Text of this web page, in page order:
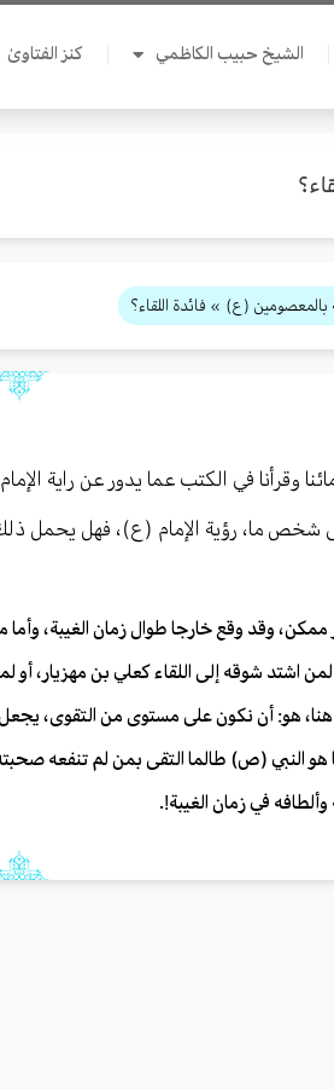
الشيخ حبيب الكاظمي كنز الفتاوىٰ
بالمعصومين (ع) » فائدة اللقاء؟
وقرأنا في الكتب عما يدور عن راية
شخص ما، رؤية الإمام (ع)، فهل يحمل
ممكن، وقد وقع خارجا طوال زمان الغيبة،
اشتد شوقه إلى اللقاء كعلي بن مهزيار،
هو: أن نكون على مستوى من التقوى، يجعل
هو النبي (ص) طالما التقى بمن لم تنفعه
وألطافه في زمان الغيبة!.